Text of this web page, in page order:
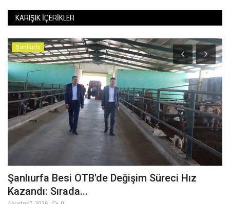
KARIŞIK İÇERIKLER
Şanlıurfa
Şanlıurfa Besi OTB'de Değişim Süreci Hız
Kazandı: Sırada...